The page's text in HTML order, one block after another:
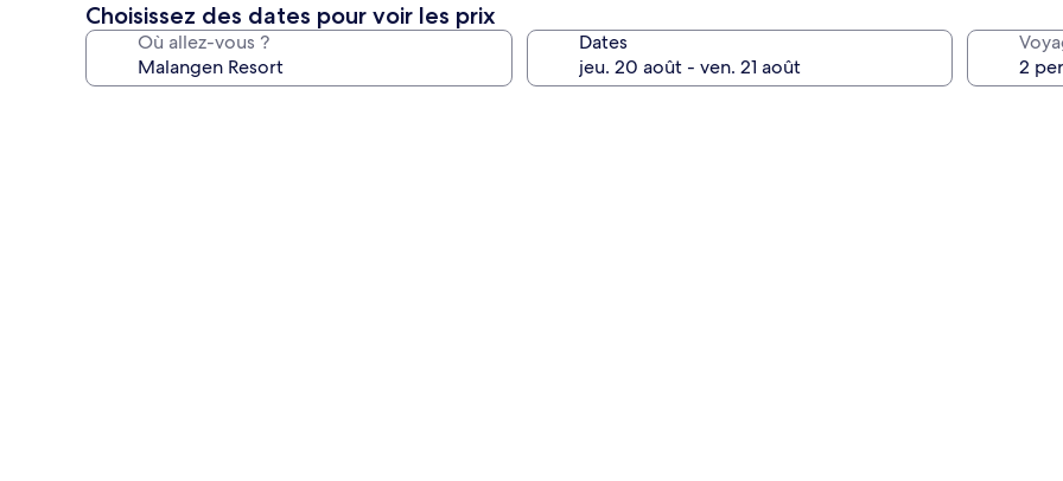
Choisissez des dates pour voir les prix
Où allez-vous ? Dates